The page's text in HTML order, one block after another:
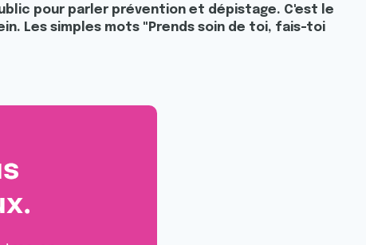
pour parler prévention et dépistage. C'est le
Les simples mots "Prends soin de toi, fais-toi